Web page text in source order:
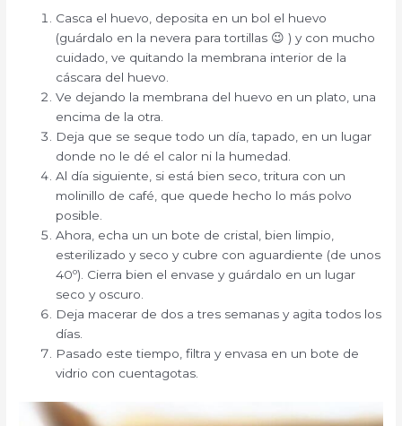
Casca el huevo, deposita en un bol el huevo
(guárdalo en la nevera para tortillas 😉 ) y con mucho
cuidado, ve quitando la membrana interior de la
cáscara del huevo.
Ve dejando la membrana del huevo en un plato, una
encima de la otra.
Deja que se seque todo un día, tapado, en un lugar
donde no le dé el calor ni la humedad.
Al día siguiente, si está bien seco, tritura con un
molinillo de café, que quede hecho lo más polvo
posible.
Ahora, echa un un bote de cristal, bien limpio,
esterilizado y seco y cubre con aguardiente (de unos
40º). Cierra bien el envase y guárdalo en un lugar
seco y oscuro.
Deja macerar de dos a tres semanas y agita todos los
días.
Pasado este tiempo, filtra y envasa en un bote de
vidrio con cuentagotas.